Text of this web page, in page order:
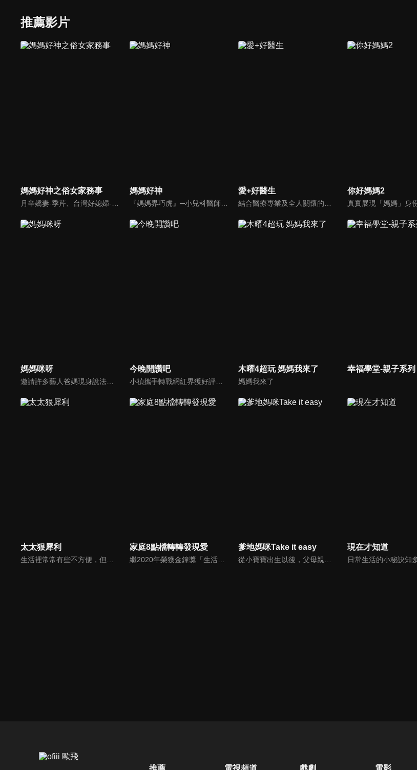
推薦影片
媽媽好神之俗女家務事 媽媽好神 愛+好醫生 你好媽媽2
媽媽咪呀 今晚開讚吧
小禎攜手轉戰網紅界獲好評的羅時豐主持綜藝節目《今晚開讚吧》，節目嘗試創新互動式節目，帶動討論時事及創新的議題，打破傳統的談話模式，進而更貼近網路群眾。
木曜4超玩 媽媽我來了
媽媽我來了
幸福學堂-親子系列
太太狠犀利
生活裡常常有些不方便，但其實只要有一些小創意，就會讓生活變得更有趣，就讓美食達人焦志方與生活玩家巴鈺帶領專家們，告訴大家最即時、最便利、最實用的解決之道！
家庭8點檔轉轉發現愛
繼2020年榮獲金鐘獎「生活風格節目主持人獎」，2021年再度入圍，從真理出發的家庭談話性節目，針對現代婚姻家庭議題讓您輕鬆掌握關注方向。
爹地媽咪Take it easy
從小寶寶出生以後，父母親就該使承受各種各樣的壓力。小寶寶的健康，教育費的負擔，乃至於社會跟親友的期許，都讓父母整日擔憂。本集節目還邀請台北醫院大學附設醫院的臨床心理師黃意霖，提供紓解壓力的方法。
現在才知道
推薦 電視頻道 戲劇 電影